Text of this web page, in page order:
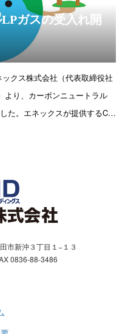
ガスの受入れ開
クス株式会社（代表取締役社
より、カーボンニュートラル
た。エネックスが提供するCN-
市新沖３丁目１−１３
0836-88-3486